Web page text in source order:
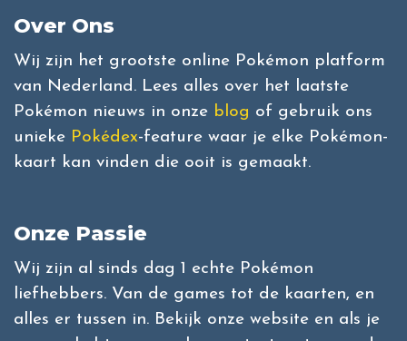
Over Ons
Wij zijn het grootste online Pokémon platform
van Nederland. Lees alles over het laatste
Pokémon nieuws in onze blog of gebruik ons
unieke Pokédex-feature waar je elke Pokémon-
kaart kan vinden die ooit is gemaakt.
Onze Passie
Wij zijn al sinds dag 1 echte Pokémon
liefhebbers. Van de games tot de kaarten, en
alles er tussen in. Bekijk onze website en als je